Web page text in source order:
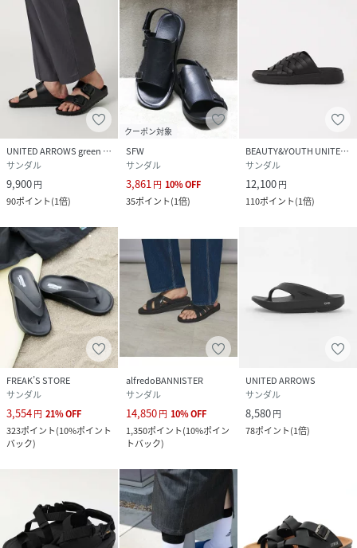
UNITED ARROWS green label relaxing
サンダル
9,900円
90ポイント(1倍)
クーポン対象
SFW
サンダル
3,861 円 10%OFF
35ポイント(1倍)
BEAUTY&YOUTH UNITED ARROWS
サンダル
12,100円
110ポイント(1倍)
FREAK’S STORE
サンダル
3,554円 21%OFF
323ポイント(10%ポイント
バック)
alfredoBANNISTER
サンダル
14,850円 10%OFF
1,350ポイント(10%ポイン
トバック)
UNITED ARROWS
サンダル
8,580円
78ポイント(1倍)